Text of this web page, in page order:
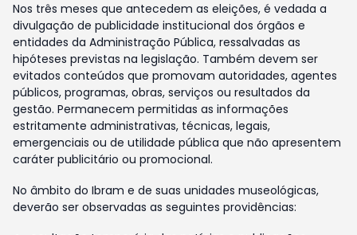
Nos três meses que antecedem as eleições, é vedada a
divulgação de publicidade institucional dos órgãos e
entidades da Administração Pública, ressalvadas as
hipóteses previstas na legislação. Também devem ser
evitados conteúdos que promovam autoridades, agentes
públicos, programas, obras, serviços ou resultados da
gestão. Permanecem permitidas as informações
estritamente administrativas, técnicas, legais,
emergenciais ou de utilidade pública que não apresentem
caráter publicitário ou promocional.
No âmbito do Ibram e de suas unidades museológicas,
deverão ser observadas as seguintes providências: